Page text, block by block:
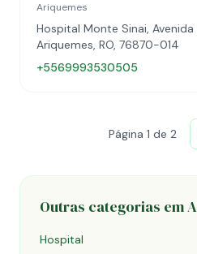
Ariquemes
Hospital Monte Sinai, Avenida
Ariquemes, RO, 76870-014
+5569993530505
Página 1 de 2
Outras categorias em
Hospital